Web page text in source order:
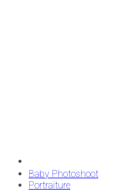
Baby Photoshoot
Portraiture